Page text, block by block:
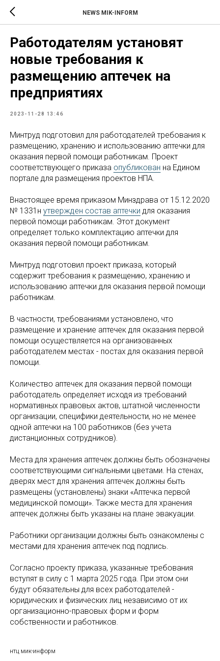
NEWS MIK-INFORM
Работодателям установят
новые требования к
размещению аптечек на
предприятиях
2023-11-28 13:46
Минтруд подготовил для работодателей требования к
размещению, хранению и использованию аптечки для
оказания первой помощи работникам. Проект
соответствующего приказа опубликован на Едином
портале для размещения проектов НПА.
Внастоящее время приказом Минздрава от 15.12.2020
№ 1331н утвержден состав аптечки для оказания
первой помощи работникам. Этот документ
определяет только комплектацию аптечки для
оказания первой помощи работникам.
Минтруд подготовил проект приказа, который
содержит требования к размещению, хранению и
использованию аптечки для оказания первой помощи
работникам.
В частности, требованиями установлено, что
размещение и хранение аптечек для оказания первой
помощи осуществляется на организованных
работодателем местах - постах для оказания первой
помощи.
Количество аптечек для оказания первой помощи
работодатель определяет исходя из требований
нормативных правовых актов, штатной численности
организации, специфики деятельности, но не менее
одной аптечки на 100 работников (без учета
дистанционных сотрудников).
Места для хранения аптечек должны быть обозначены
соответствующими сигнальными цветами. На стенах,
дверях мест для хранения аптечек должны быть
размещены (установлены) знаки «Аптечка первой
медицинской помощи». Также места для хранения
аптечек должны быть указаны на плане эвакуации.
Работники организации должны быть ознакомлены с
местами для хранения аптечек под подпись.
Согласно проекту приказа, указанные требования
вступят в силу с 1 марта 2025 года. При этом они
будут обязательны для всех работодателей -
юридических и физических лиц независимо от их
организационно-правовых форм и форм
собственности и работников.
нтц мик-информ